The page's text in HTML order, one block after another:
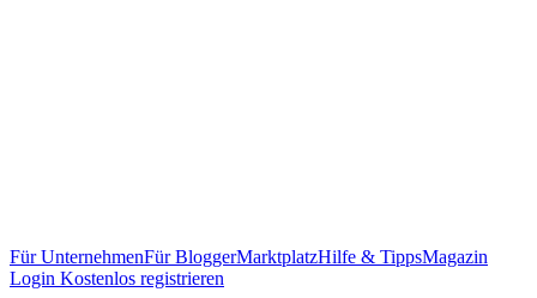
Für UnternehmenFür BloggerMarktplatzHilfe & TippsMagazin
Login Kostenlos registrieren